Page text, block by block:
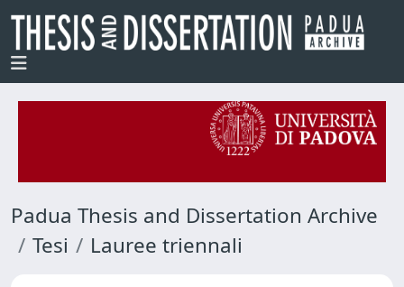
Padua Thesis and Dissertation Archive
Tesi
Lauree triennali